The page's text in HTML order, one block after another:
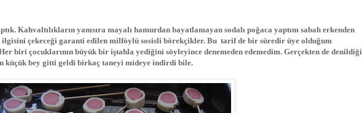
Kahvaltılıkların yanısıra mayalı hamurdan bayatlamayan sodalı poğaca yaptım sabah erkenden
çekeceği garanti edilen milföylü sosisli börekçikler. Bu tarif de bir süredir üye olduğum
biri çocuklarının büyük bir iştahla yediğini söyleyince denemeden edemedim. Gerçekten de denildiği
küçük bey gitti geldi birkaç taneyi mideye indirdi bile.